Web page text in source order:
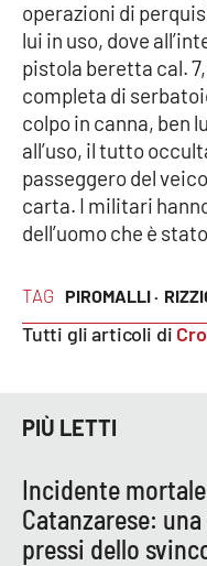
Politica
Sanità
Società
Sport
Good Morning
Leggendo Alvaro
Imprese Di Calabria
Le perfidie di
TAG PIROMALLI ·
Tutti gli articoli di
operazioni di
lui in uso, dove
pistola beretta cal.
completa di
colpo in canna, ben
all’uso, il tutto
passeggero del
carta. I militari
dell’uomo che è
PIÙ LETTI
Incidente
Catanzarese:
pressi dello